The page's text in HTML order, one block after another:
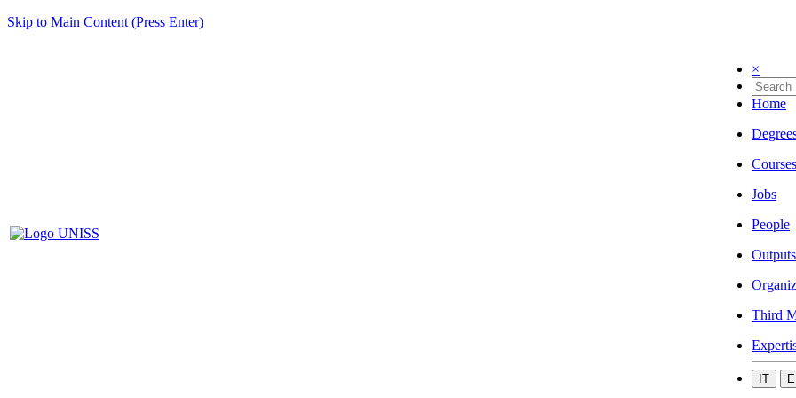
Skip to Main Content (Press Enter)
×
Home
Courses
Jobs
People
Outputs
Third
IT